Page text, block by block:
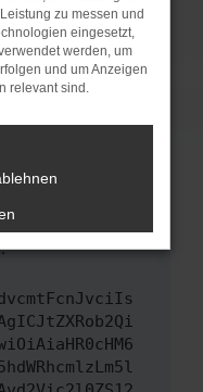
nur ein
auch dazu
nicht mehr
Schritte versucht
werden
uns bei der
zu messen und
eingesetzt,
werden, um
und um Anzeigen
relevant sind.